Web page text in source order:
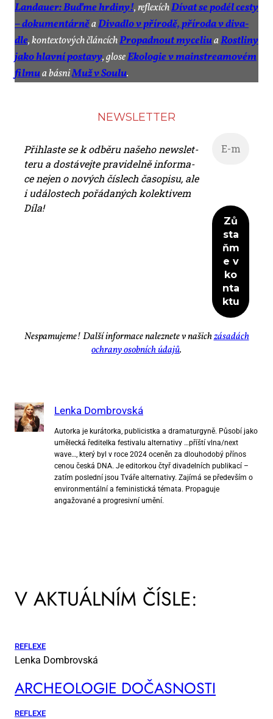
Lan­dauer: Buď­me hr­di­ny!, re­flexíchDí­vat se po­dél ces­ty
– do­ku­men­tár­něaDi­va­dlo v pří­ro­dě, pří­ro­da v di­va­
dle, kon­tex­to­vých člán­cíchPro­pad­nout my­ce­liuaRost­li­ny
ja­ko hlav­ní po­sta­vy, glo­seEko­lo­gie v ma­in­stre­a­mo­vém
fil­mua bás­niMuž v Sou­lu.
NEWS­LET­TER
Při­hlas­te se k od­bě­ru na­še­ho news­let­
te­ru a do­stá­vej­te pra­vi­del­ně in­for­ma­
ce nejen o no­vých čís­lech ča­so­pi­su, ale
i udá­los­tech po­řá­da­ných ko­lek­ti­vem
Dí­la!
Ne­spa­mu­je­me! Dal­ší in­for­ma­ce na­lez­ne­te v na­šichzá­sa­dách
ochra­ny osob­ních úda­jů.
Lenka Dombrovská
Autorka je kurátorka, publicistka a dramaturgyně. Působí jako
umělecká ředitelka festivalu alternativy …příští vlna/next
wave…, který byl v roce 2024 oceněn za dlouhodobý přínos
cenou česká DNA. Je editorkou čtyř divadelních publikací –
zatím poslední jsou Tváře alternativy. Zajímá se především o
environmentální a feministická témata. Propaguje
angažované a progresivní umění.
V AKTUÁLNÍM ČÍSLE:
REFLEXE
Lenka Dombrovská
AR­CHE­O­LO­GIE DO­ČAS­NOS­TI
REFLEXE